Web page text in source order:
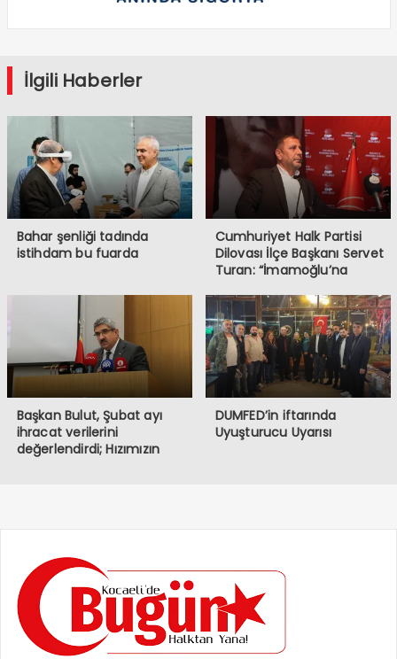
İlgili Haberler
Bahar şenliği tadında
istihdam bu fuarda
Cumhuriyet Halk Partisi
Dilovası İlçe Başkanı Servet
Turan: “İmamoğlu’na
Halkın İradesine
Müdahaledir”
Başkan Bulut, Şubat ayı
ihracat verilerini
değerlendirdi; Hızımızın
DUMFED’in iftarında
Uyuşturucu Uyarısı